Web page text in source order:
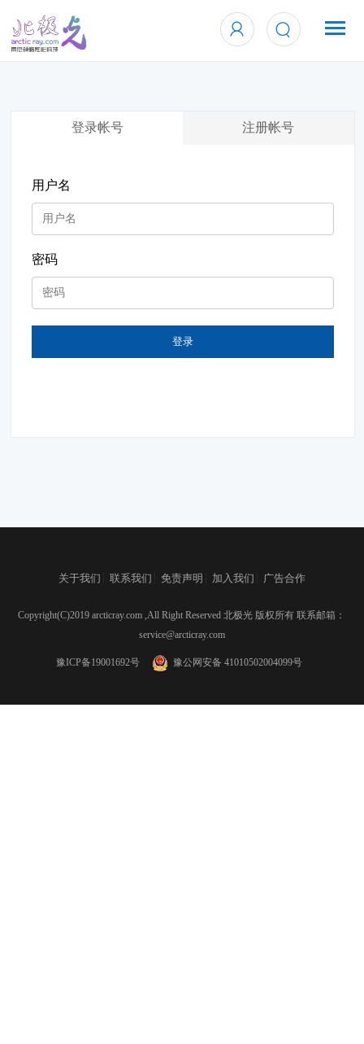
登录帐号 注册帐号
用户名
密码
登录
关于我们 联系我们 免责声明 加入我们 广告合作
Copyright(C)2019 arcticray.com ,All Right Reserved 北极光 版权所有 联系邮箱：
service@arcticray.com
豫ICP备19001692号 豫公网安备 41010502004099号